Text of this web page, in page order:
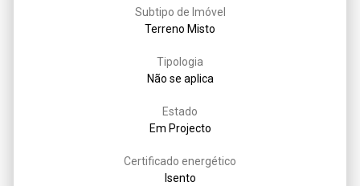
Subtipo de Imóvel
Terreno Misto
Tipologia
Não se aplica
Estado
Em Projecto
Certificado energético
Isento